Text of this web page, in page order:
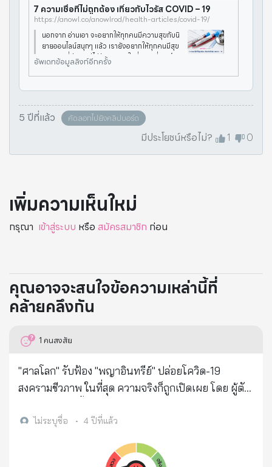
7 ความเชื่อที่ไม่ถูกต้อง เกี่ยวกับไวรัส COVID – 19
https://anowl.co/anowlrod/health-articles/covid-19/
นอกจาก อ่านเอา จะอยากให้ทุกคนมีความสุขกับนิ
ยายออนไลน์สนุกๆ แล้ว เรายังอยากให้ทุกคนมีสุข
ภาพกายที่ดีควบคู่ไปกับสุขภาพใจที่ยอดเยี่ยม จึง
ผุดคอลัมน์ “สุขภาพดีกับหมอโอ๊ต” โดย นพ. พงศ
กร จินดาวัฒนะ มาให้ทุกคน
อัพเดทข้อมูลลิงก์อีกครั้ง
5 ปีที่แล้ว คัดลอกไปยังคลิปบอร์ด
มีประโยชน์หรือไม่? 1 0
เพิ่มความเห็นใหม่
กรุณา เข้าสู่ระบบ หรือ สมัครสมาชิก ก่อน
คุณอาจจะสนใจข้อความเหล่านี้ที่
คล้ายคลึงกัน
1 คนสงสัย
"ศาลโลก" รับฟ้อง "พญาอินทรีย์" ปล่อยโควิด-19
สงครามชีวภาพ ในที่สุด ความจริงก็ถูกเปิดเผย โดย ผู้ตัด
************** โควิด-19 มาจากฝีมือมนุษย์ สั่งทำโดย
คาโรไลน่าเหนือ ของสหรัฐอเมริกา!!! นาย Greg Roubini
ไม่ระบุชื่อ • 4 ปีที่แล้ว